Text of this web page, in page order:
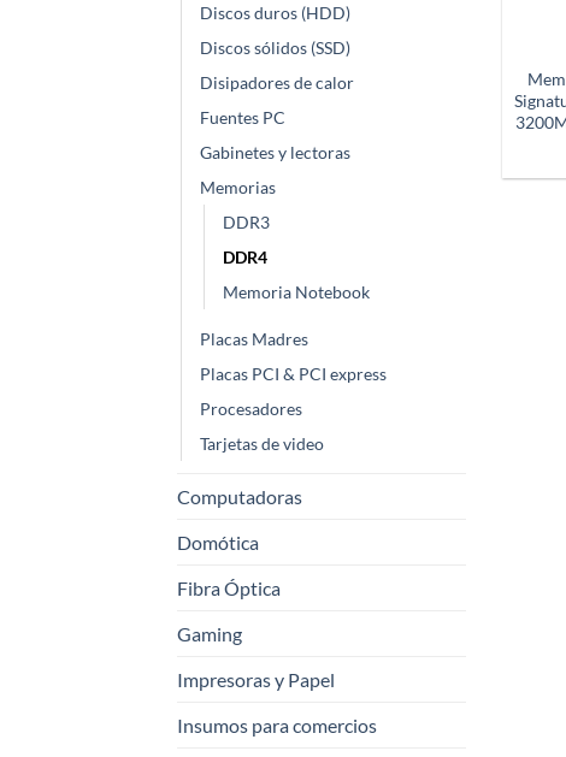
Discos duros (HDD)
Discos sólidos (SSD)
Disipadores de calor
Fuentes PC
Gabinetes y lectoras
Memorias
DDR3
DDR4
Memoria Notebook
Placas Madres
Placas PCI & PCI express
Procesadores
Tarjetas de video
Computadoras
Domótica
Fibra Óptica
Gaming
Impresoras y Papel
Insumos para comercios